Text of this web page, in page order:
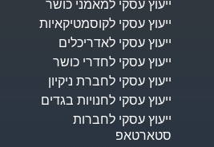
ייעוץ עסקי למאמני כושר
ייעוץ עסקי לקוסמטיקאיות
ייעוץ עסקי לאדריכלים
ייעוץ עסקי לחדרי כושר
ייעוץ עסקי לחברת ניקיון
ייעוץ עסקי לחנויות בגדים
ייעוץ עסקי לחברות
סטארטאפ